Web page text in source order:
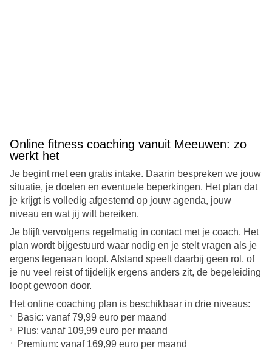
Online fitness coaching vanuit Meeuwen: zo
werkt het
Je begint met een gratis intake. Daarin bespreken we jouw
situatie, je doelen en eventuele beperkingen. Het plan dat
je krijgt is volledig afgestemd op jouw agenda, jouw
niveau en wat jij wilt bereiken.
Je blijft vervolgens regelmatig in contact met je coach. Het
plan wordt bijgestuurd waar nodig en je stelt vragen als je
ergens tegenaan loopt. Afstand speelt daarbij geen rol, of
je nu veel reist of tijdelijk ergens anders zit, de begeleiding
loopt gewoon door.
Het online coaching plan is beschikbaar in drie niveaus:
Basic: vanaf 79,99 euro per maand
Plus: vanaf 109,99 euro per maand
Premium: vanaf 169,99 euro per maand